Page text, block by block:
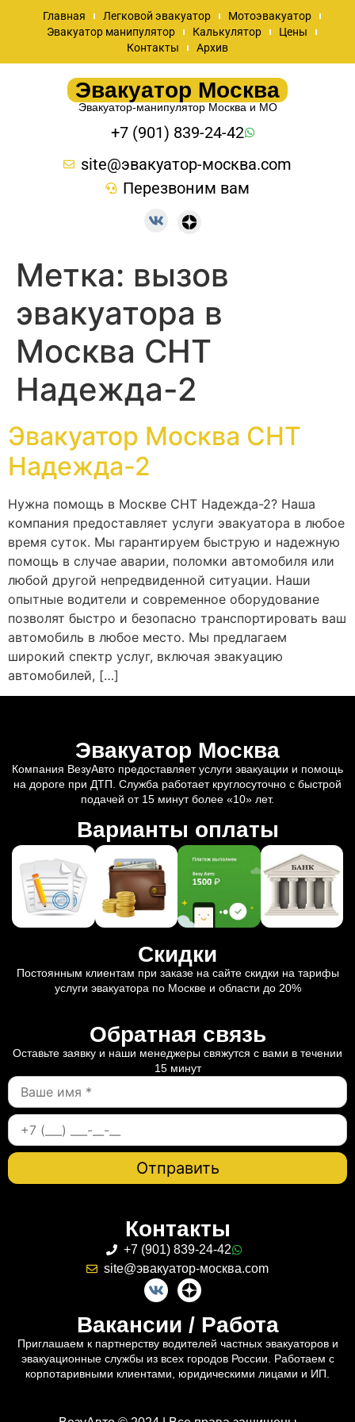
Главная Легковой эвакуатор
Мотоэвакуатор
Эвакуатор манипулятор
Калькулятор
Цены
Контакты
Архив
Эвакуатор Москва
Эвакуатор-манипулятор Москва и МО
+7 (901) 839-24-42
site@эвакуатор-москва.com
Перезвоним вам
Метка: вызов
эвакуатора в
Москва СНТ
Надежда-2
Эвакуатор Москва СНТ
Надежда-2
Нужна помощь в Москве СНТ Надежда-2? Наша
компания предоставляет услуги эвакуатора в любое
время суток. Мы гарантируем быструю и надежную
помощь в случае аварии, поломки автомобиля или
любой другой непредвиденной ситуации. Наши
опытные водители и современное оборудование
позволят быстро и безопасно транспортировать ваш
автомобиль в любое место. Мы предлагаем
широкий спектр услуг, включая эвакуацию
автомобилей, […]
Эвакуатор Москва
Компания ВезуАвто предоставляет услуги эвакуации и помощь
на дороге при ДТП. Служба работает круглосуточно с быстрой
подачей от 15 минут более «10» лет.
Варианты оплаты
Скидки
Постоянным клиентам при заказе на сайте скидки на тарифы
услуги эвакуатора по Москве и области до 20%
Обратная связь
Оставьте заявку и наши менеджеры свяжутся с вами в течении
15 минут
Контакты
+7 (901) 839-24-42
site@эвакуатор-москва.com
Вакансии / Работа
Приглашаем к партнерству водителей частных эвакуаторов и
эвакуационные службы из всех городов России. Работаем с
корпотаривными клиентами, юридическими лицами и ИП.